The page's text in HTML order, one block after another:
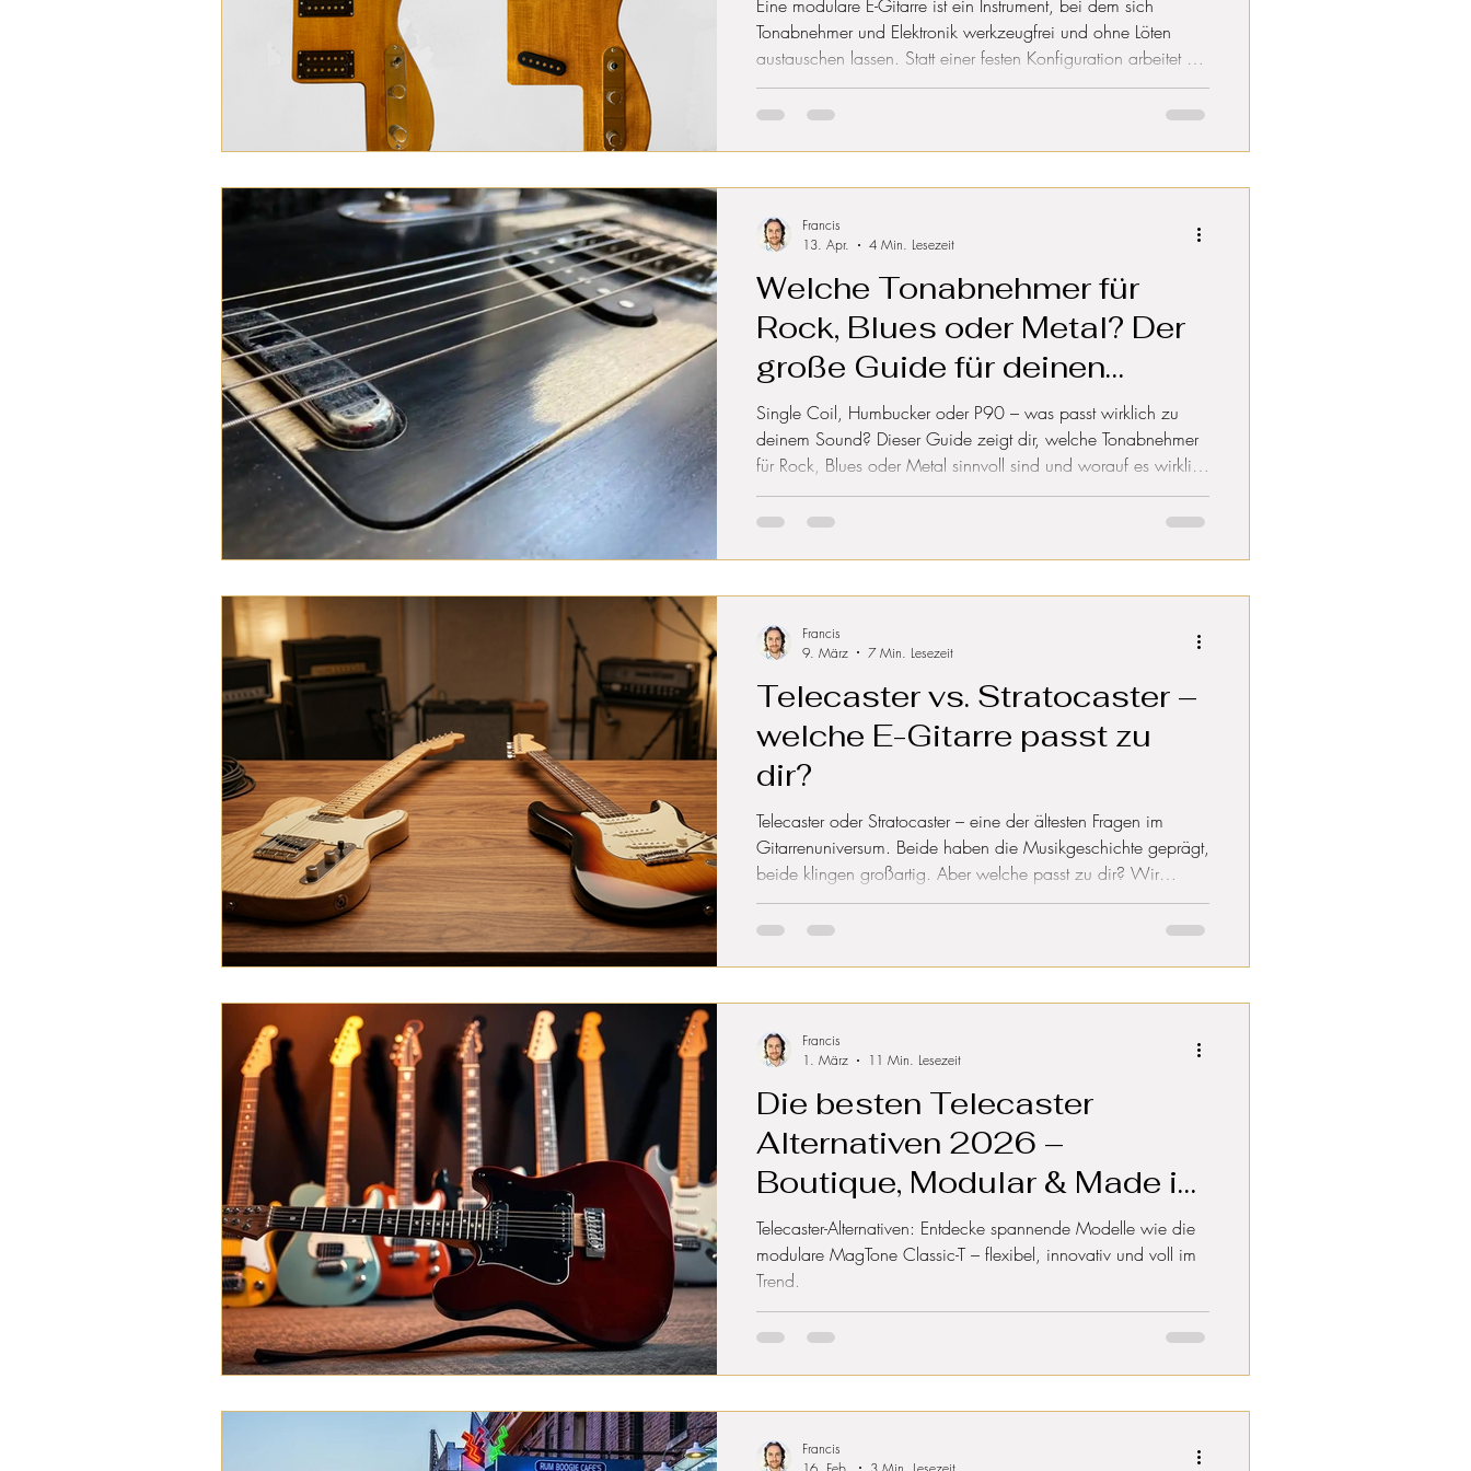
Eine modulare E-Gitarre ist ein Instrument, bei dem sich
Tonabnehmer und Elektronik werkzeugfrei und ohne Löten
austauschen lassen. Statt einer festen Konfiguration arbeitet sie
mit standardisierten Steckmodulen. In diesem Artikel erfährst
du, wie das Prinzip funktioniert, welche Vorteile es hat und
Welche Tonabnehmer für
Rock, Blues oder Metal? Der
große Guide für deinen
Sound (2026)
Single Coil, Humbucker oder P90 – was passt wirklich zu
deinem Sound? Dieser Guide zeigt dir, welche Tonabnehmer
für Rock, Blues oder Metal sinnvoll sind und worauf es wirklich
ankommt.
Francis
13. Apr.
4 Min. Lesezeit
Telecaster vs. Stratocaster –
welche E-Gitarre passt zu
dir?
Telecaster oder Stratocaster – eine der ältesten Fragen im
Gitarrenuniversum. Beide haben die Musikgeschichte geprägt,
beide klingen großartig. Aber welche passt zu dir? Wir
vergleichen Klang, Spielgefühl und Einsatzgebiete beider
Ikonen – ehrlich und ohne Herstellerwerbung. Und wir zeigen
Francis
9. März
7 Min. Lesezeit
Die besten Telecaster
Alternativen 2026 –
Boutique, Modular & Made in
Germany
Telecaster-Alternativen: Entdecke spannende Modelle wie die
modulare MagTone Classic-T – flexibel, innovativ und voll im
Trend.
Francis
1. März
11 Min. Lesezeit
Francis